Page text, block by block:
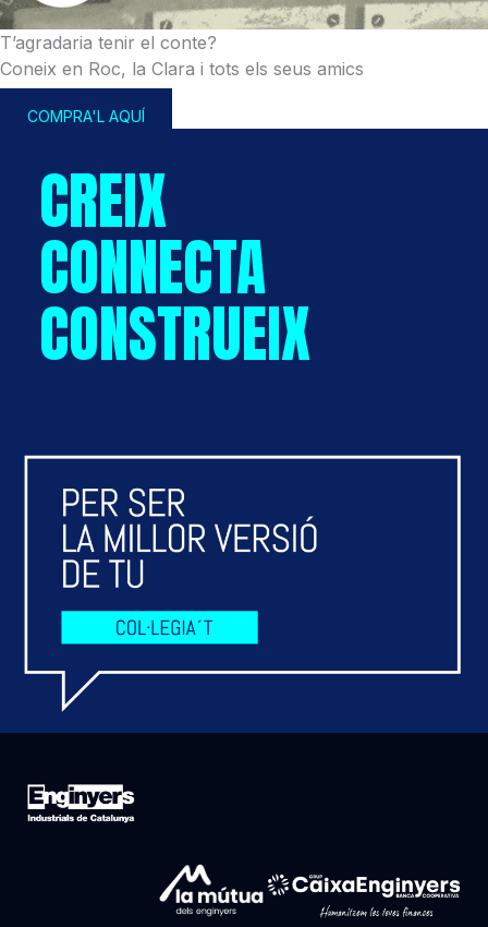
T’agradaria tenir el conte?
Coneix en Roc, la Clara i tots els seus amics
COMPRA'L AQUÍ
CREIX
CONNECTA
CONSTRUEIX